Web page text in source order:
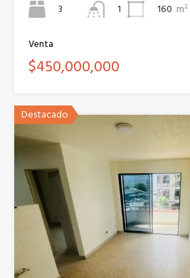
3
1
160 m²
Venta
$450,000,000
Destacado